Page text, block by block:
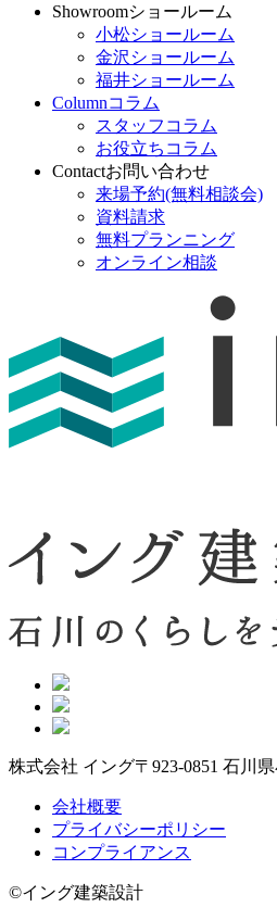
Showroomショールーム
小松ショールーム
金沢ショールーム
福井ショールーム
Columnコラム
スタッフコラム
お役立ちコラム
Contactお問い合わせ
来場予約(無料相談会)
資料請求
無料プランニング
オンライン相談
株式会社 イング〒923-0851 石川
会社概要
プライバシーポリシー
コンプライアンス
©イング建築設計